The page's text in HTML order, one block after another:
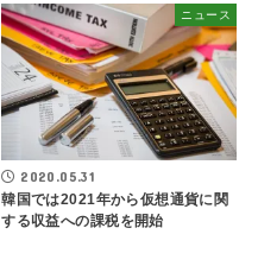
ニュース
2020.05.31
韓国では2021年から仮想通貨に関
する収益への課税を開始